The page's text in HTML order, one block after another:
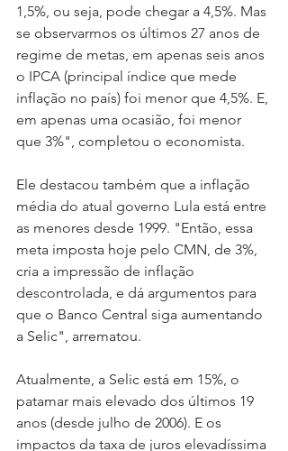
1,5%, ou seja, pode chegar a 4,5%. Mas
se observarmos os últimos 27 anos de
regime de metas, em apenas seis anos
o IPCA (principal índice que mede
inflação no país) foi menor que 4,5%. E,
em apenas uma ocasião, foi menor
que 3%", completou o economista.
Ele destacou também que a inflação
média do atual governo Lula está entre
as menores desde 1999. "Então, essa
meta imposta hoje pelo CMN, de 3%,
cria a impressão de inflação
descontrolada, e dá argumentos para
que o Banco Central siga aumentando
a Selic", arrematou.
Atualmente, a Selic está em 15%, o
patamar mais elevado dos últimos 19
anos (desde julho de 2006). E os
impactos da taxa de juros elevadíssima